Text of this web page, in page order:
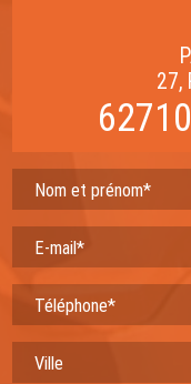
27,
Nom et prénom*
E-mail*
Téléphone*
Ville